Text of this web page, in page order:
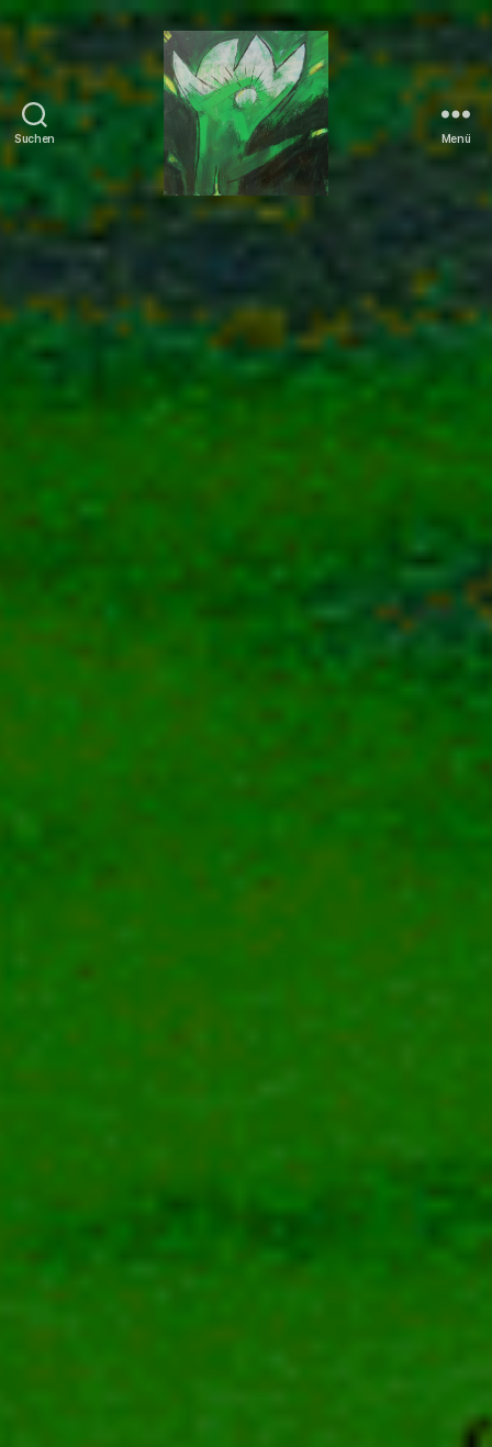
Suchen
Tierrechte
Menü